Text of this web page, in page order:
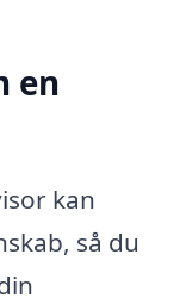
en
kan
så du